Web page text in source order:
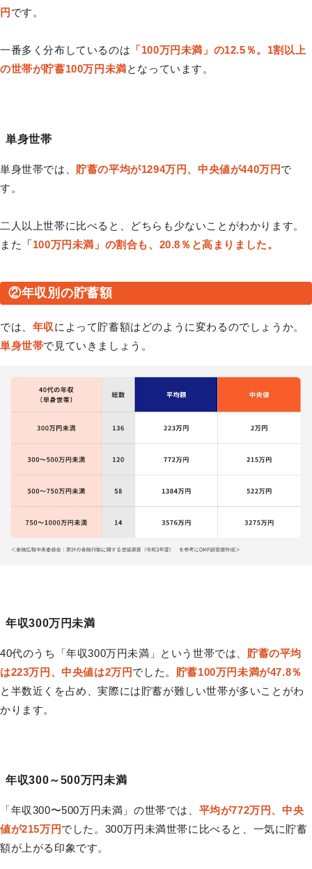
円 です。
一番多く分布しているのは 「100万円未満」の12.5％。1割以上
の世帯が貯蓄100万円未満となっています。
単身世帯
単身世帯では、 貯蓄の平均が1294万円、中央値が440万円で
す。
二人以上世帯に比べると、どちらも少ないことがわかります。
また
「100万円未満」の割合も、20.8％と高まりました。
②年収別の貯蓄額
では、 年収によって貯蓄額はどのように変わるのでしょうか。
単身世帯で見ていきましょう。
年収300万円未満
40代のうち「年収300万円未満」という世帯では、 貯蓄の平均
は223万円、中央値は2万円でした。 貯蓄100万円未満が47.8％
と半数近くを占め、実際には貯蓄が難しい世帯が多いことがわ
かります。
年収300～500万円未満
「年収300〜500万円未満」の世帯では、 平均が772万円、中央
値が215万円でした。300万円未満世帯に比べると、一気に貯蓄
額が上がる印象です。